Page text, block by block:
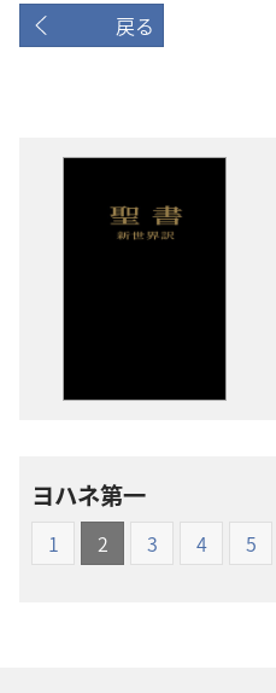
戻る
ヨハネ第一
1 2 3 4 5